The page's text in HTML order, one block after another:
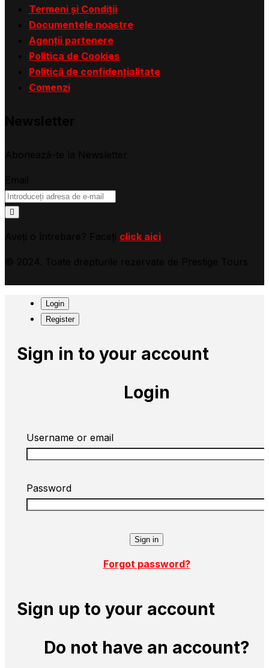
Termeni și Condiții
Documentele noastre
Agenții partenere
Politica de Cookies
Politică de confidențialitate
Comenzi
click aici
Login
Register
Sign in to your account
Login
Username or email
Password
Forgot password?
Sign up to your account
Do not have an account?